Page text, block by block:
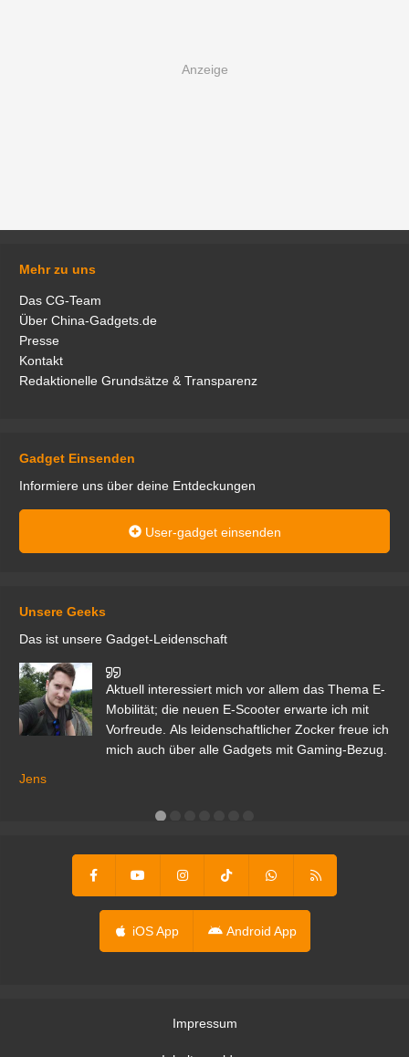
Mehr zu uns
Das CG-Team
Über China-Gadgets.de
Presse
Kontakt
Redaktionelle Grundsätze & Transparenz
Gadget Einsenden
Informiere uns über deine Entdeckungen
User-gadget einsenden
Unsere Geeks
Das ist unsere Gadget-Leidenschaft
Aktuell interessiert mich vor allem das Thema E-
Mobilität; die neuen E-Scooter erwarte ich mit
Vorfreude. Als leidenschaftlicher Zocker freue ich
mich auch über alle Gadgets mit Gaming-Bezug.
Jens
iOS App Android App
Impressum